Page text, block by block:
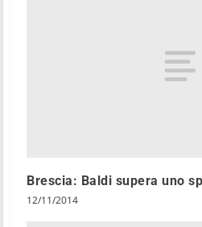
Brescia: Baldi supera uno
12/11/2014